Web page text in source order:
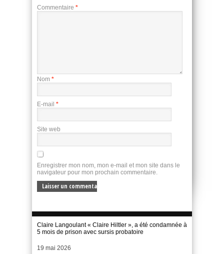
Commentaire *
Nom *
E-mail *
Site web
Enregistrer mon nom, mon e-mail et mon site dans le
navigateur pour mon prochain commentaire.
Claire Langoulant « Claire Hiltler », a été condamnée à
5 mois de prison avec sursis probatoire
Date
19 mai 2026